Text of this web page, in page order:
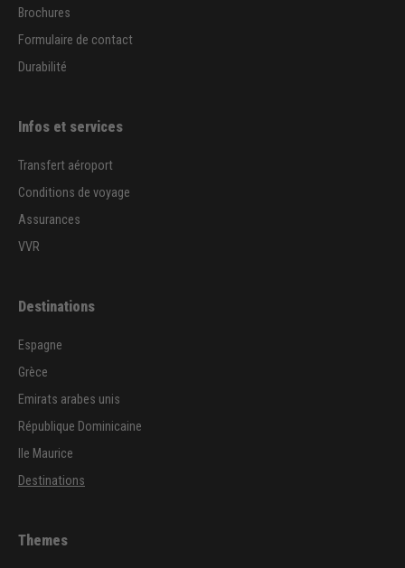
Brochures
Formulaire de contact
Durabilité
Infos et services
Transfert aéroport
Conditions de voyage
Assurances
VVR
Destinations
Espagne
Grèce
Emirats arabes unis
République Dominicaine
Ile Maurice
Destinations
Themes